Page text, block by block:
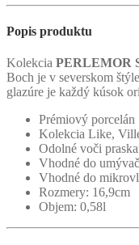
Popis produktu
Kolekcia PERLEMOR
Boch je v severskom
glazúre je každý kúsok
Prémiový porcelán
Kolekcia Like,
Odolné voči
Vhodné do
Vhodné do
Rozmery: 16,9cm
Objem: 0,58l